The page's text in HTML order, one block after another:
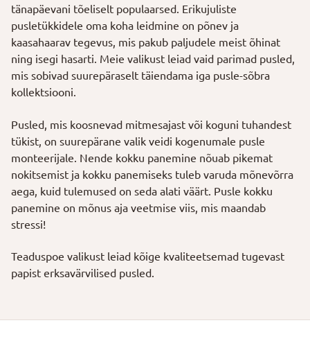
tänapäevani tõeliselt populaarsed. Erikujuliste
pusletükkidele oma koha leidmine on põnev ja
kaasahaarav tegevus, mis pakub paljudele meist õhinat
ning isegi hasarti. Meie valikust leiad vaid parimad pusled,
mis sobivad suurepäraselt täiendama iga pusle-sõbra
kollektsiooni.
Pusled, mis koosnevad mitmesajast või koguni tuhandest
tükist, on suurepärane valik veidi kogenumale pusle
monteerijale. Nende kokku panemine nõuab pikemat
nokitsemist ja kokku panemiseks tuleb varuda mõnevõrra
aega, kuid tulemused on seda alati väärt. Pusle kokku
panemine on mõnus aja veetmise viis, mis maandab
stressi!
Teaduspoe valikust leiad kõige kvaliteetsemad tugevast
papist erksavärvilised pusled.